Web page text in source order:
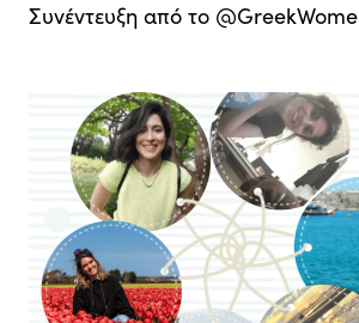
Συνέντευξη από τo